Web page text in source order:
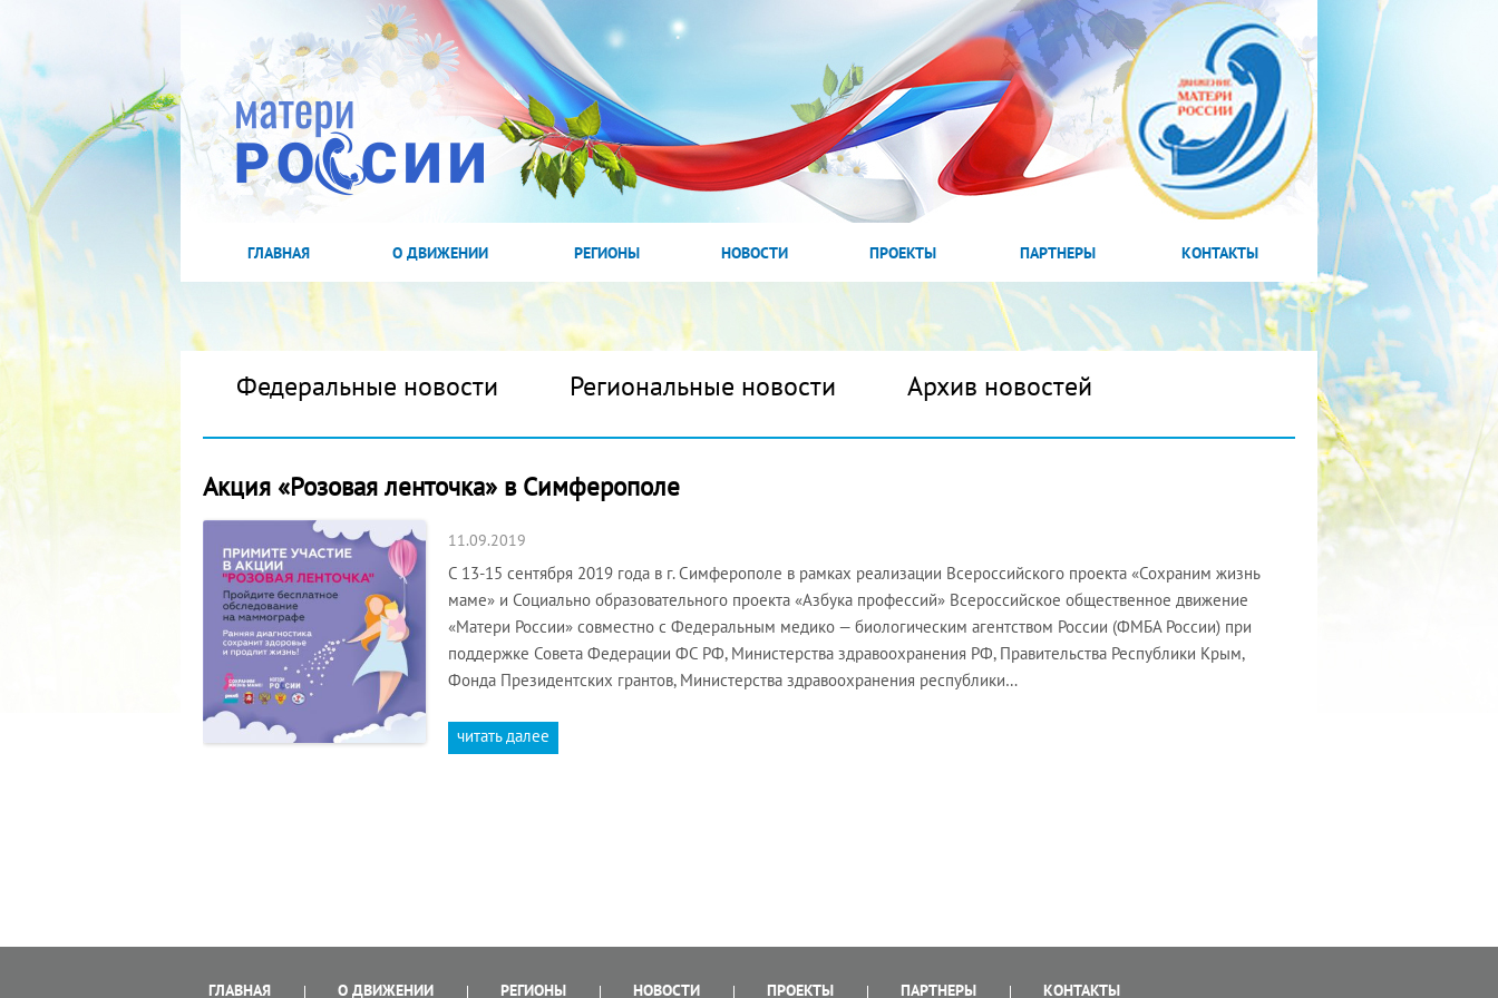
ГЛАВНАЯ О ДВИЖЕНИИ РЕГИОНЫ НОВОСТИ ПРОЕКТЫ ПАРТНЕРЫ КОНТАКТЫ
Федеральные новости Региональные новости Архив новостей
Акция «Розовая ленточка» в Симферополе
11.09.2019
С 13-15 сентября 2019 года в г. Симферополе в рамках реализации Всероссийского проекта «Сохраним жизнь
маме» и Социально образовательного проекта «Азбука профессий» Всероссийское общественное движение
«Матери России» совместно с Федеральным медико — биологическим агентством России (ФМБА России) при
поддержке Совета Федерации ФС РФ, Министерства здравоохранения РФ, Правительства Республики Крым,
Фонда Президентских грантов, Министерства здравоохранения республики…
читать далее
ГЛАВНАЯ О ДВИЖЕНИИ РЕГИОНЫ НОВОСТИ ПРОЕКТЫ ПАРТНЕРЫ КОНТАКТЫ